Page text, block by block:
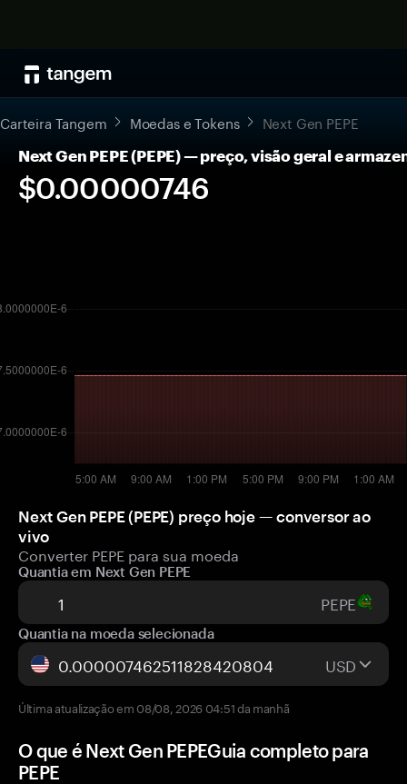
Carteira Tangem Moedas e Tokens Next Gen PEPE
Next Gen PEPE (PEPE) — preço, visão geral e
$0.00000746
Next Gen PEPE (PEPE) preço hoje — conversor ao
vivo
Converter PEPE para sua moeda
Quantia em Next Gen PEPE
PEPE
Quantia na moeda selecionada
USD
Última atualização em 08/08, 2026 04:51 da manhã
O que é Next Gen PEPEGuia completo para
PEPE